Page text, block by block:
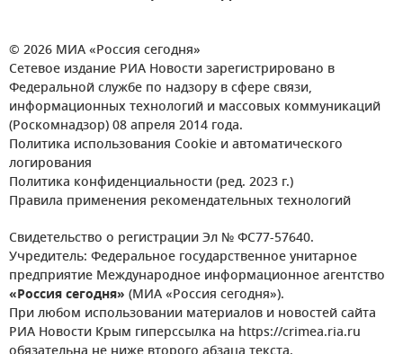
© 2026 МИА «Россия сегодня»
Сетевое издание РИА Новости зарегистрировано в
Федеральной службе по надзору в сфере связи,
информационных технологий и массовых коммуникаций
(Роскомнадзор) 08 апреля 2014 года.
Политика использования Cookie и автоматического
логирования
Политика конфиденциальности (ред. 2023 г.)
Правила применения рекомендательных технологий
Свидетельство о регистрации Эл № ФС77-57640.
Учредитель: Федеральное государственное унитарное
предприятие Международное информационное агентство
«Россия сегодня» (МИА «Россия сегодня»).
При любом использовании материалов и новостей сайта
РИА Новости Крым гиперссылка на https://crimea.ria.ru